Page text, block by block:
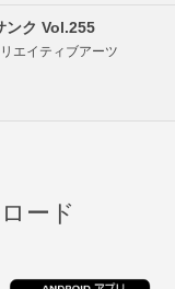
ンク Vol.255
エイティブアーツ
ード